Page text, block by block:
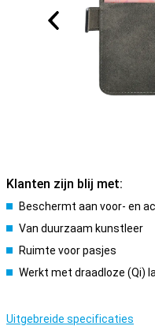
Klanten zijn blij met:
Beschermt aan voor- en
Van duurzaam kunstleer
Ruimte voor pasjes
Werkt met draadloze (Qi)
Uitgebreide specificaties